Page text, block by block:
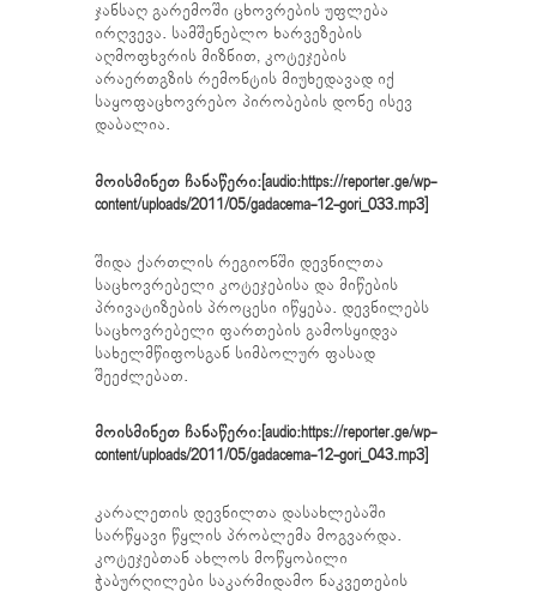
ჯანსაღ გარემოში ცხოვრების უფლება
ირღვევა. სამშენებლო ხარვეზების
აღმოფხვრის მიზნით, კოტეჯების
არაერთგზის რემონტის მიუხედავად იქ
საყოფაცხოვრებო პირობების დონე ისევ
დაბალია.
მოისმინეთ ჩანაწერი:[audio:https://reporter.ge/wp-
content/uploads/2011/05/gadacema-12-gori_033.mp3]
შიდა ქართლის რეგიონში დევნილთა
საცხოვრებელი კოტეჯებისა და მიწების
პრივატიზების პროცესი იწყება. დევნილებს
საცხოვრებელი ფართების გამოსყიდვა
სახელმწიფოსგან სიმბოლურ ფასად
შეეძლებათ.
მოისმინეთ ჩანაწერი:[audio:https://reporter.ge/wp-
content/uploads/2011/05/gadacema-12-gori_043.mp3]
კარალეთის დევნილთა დასახლებაში
სარწყავი წყლის პრობლემა მოგვარდა.
კოტეჯებთან ახლოს მოწყობილი
ჭაბურღილები საკარმიდამო ნაკვეთების